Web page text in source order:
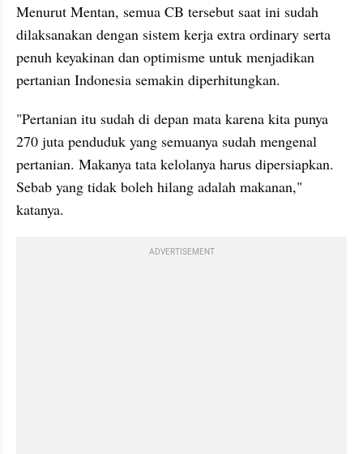
Menurut Mentan, semua CB tersebut saat ini sudah
dilaksanakan dengan sistem kerja extra ordinary serta
penuh keyakinan dan optimisme untuk menjadikan
pertanian Indonesia semakin diperhitungkan.
"Pertanian itu sudah di depan mata karena kita punya
270 juta penduduk yang semuanya sudah mengenal
pertanian. Makanya tata kelolanya harus dipersiapkan.
Sebab yang tidak boleh hilang adalah makanan,"
katanya.
ADVERTISEMENT